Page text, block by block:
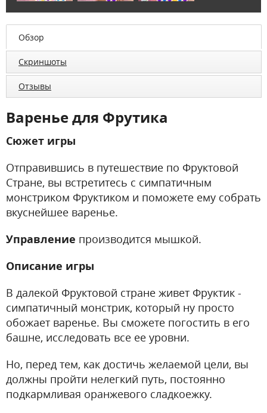
Обзор
Скриншоты
Отзывы
Варенье для Фрутика
Сюжет игры
Отправившись в путешествие по Фруктовой
Стране, вы встретитесь с симпатичным
монстриком Фруктиком и поможете ему собрать
вкуснейшее варенье.
Управление производится мышкой.
Описание игры
В далекой Фруктовой стране живет Фруктик -
симпатичный монстрик, который ну просто
обожает варенье. Вы сможете погостить в его
башне, исследовать все ее уровни.
Но, перед тем, как достичь желаемой цели, вы
должны пройти нелегкий путь, постоянно
подкармливая оранжевого сладкоежку.